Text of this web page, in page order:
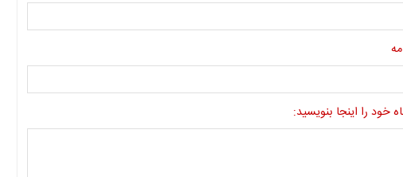
خود را اینجا بنویسید: